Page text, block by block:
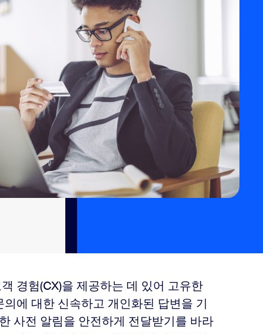
경험(CX)을 제공하는 데 있어 고유한
에 대한 신속하고 개인화된 답변을 기
사전 알림을 안전하게 전달받기를 바라